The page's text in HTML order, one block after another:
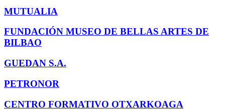
MUTUALIA
FUNDACIÓN MUSEO DE BELLAS ARTES DE
BILBAO
GUEDAN S.A.
PETRONOR
CENTRO FORMATIVO OTXARKOAGA